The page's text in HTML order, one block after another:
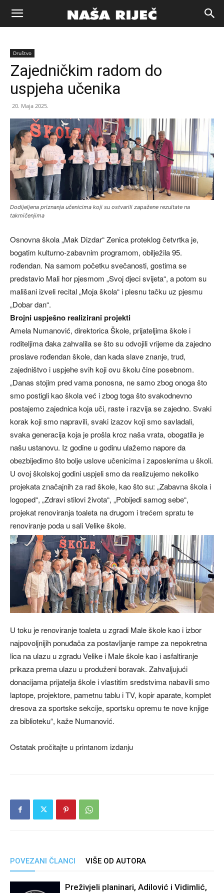
Naša
riječ
Društvo
Zajedničkim radom do
uspjeha učenika
20. Maja 2025.
Dodijeljena priznanja učenicima koji su ostvarili zapažene rezultate na
takmičenjima
Osnovna škola „Mak Dizdar“ Zenica proteklog četvrtka je,
bogatim kulturno-zabavnim programom, obilježila 95.
rođendan. Na samom početku svečanosti, gostima se
predstavio Mali hor pjesmom „Svoj djeci svijeta“, a potom su
mališani izveli recital „Moja škola“ i plesnu tačku uz pjesmu
„Dobar dan“.
Brojni uspješno realizirani projekti
Amela Numanović, direktorica Škole, prijateljima škole i
roditeljima đaka zahvalila se što su odvojili vrijeme da zajedno
proslave rođendan škole, dan kada slave znanje, trud,
zajedništvo i uspjehe svih koji ovu školu čine posebnom.
„Danas stojim pred vama ponosna, ne samo zbog onoga što
smo postigli kao škola već i zbog toga što svakodnevno
postajemo zajednica koja uči, raste i razvija se zajedno. Svaki
korak koji smo napravili, svaki izazov koji smo savladali,
svaka generacija koja je prošla kroz naša vrata, obogatila je
našu ustanovu. Iz godine u godinu ulažemo napore da
obezbijedimo što bolje uslove učenicima i zaposlenima u školi.
U ovoj školskoj godini uspjeli smo da realizujemo nekoliko
projekata značajnih za rad škole, kao što su: „Zabavna škola i
logoped“, „Zdravi stilovi života“, „Pobijedi samog sebe“,
projekat renoviranja toaleta na drugom i trećem spratu te
renoviranje poda u sali Velike škole.
U toku je renoviranje toaleta u zgradi Male škole kao i izbor
najpovoljnijih ponuđača za postavljanje rampe za nepokretna
lica na ulazu u zgradu Velike i Male škole kao i asfaltiranje
prikaza prema ulazu u produženi boravak. Zahvaljujući
donacijama prijatelja škole i vlastitim sredstvima nabavili smo
laptope, projektore, pametnu tablu i TV, kopir aparate, komplet
dresova za sportske sekcije, sportsku opremu te nove knjige
za biblioteku“, kaže Numanović.
Ostatak pročitajte u printanom izdanju
POVEZANI ČLANCI VIŠE OD AUTORA
Preživjeli planinari, Adilović i Vidimlić,